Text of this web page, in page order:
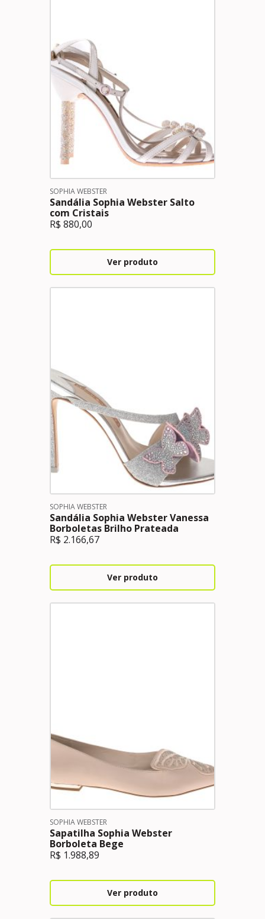
SOPHIA WEBSTER
Sandália Sophia Webster Salto
com Cristais
R$ 880,00
Ver produto
SOPHIA WEBSTER
Sandália Sophia Webster Vanessa
Borboletas Brilho Prateada
R$ 2.166,67
Ver produto
SOPHIA WEBSTER
Sapatilha Sophia Webster
Borboleta Bege
R$ 1.988,89
Ver produto